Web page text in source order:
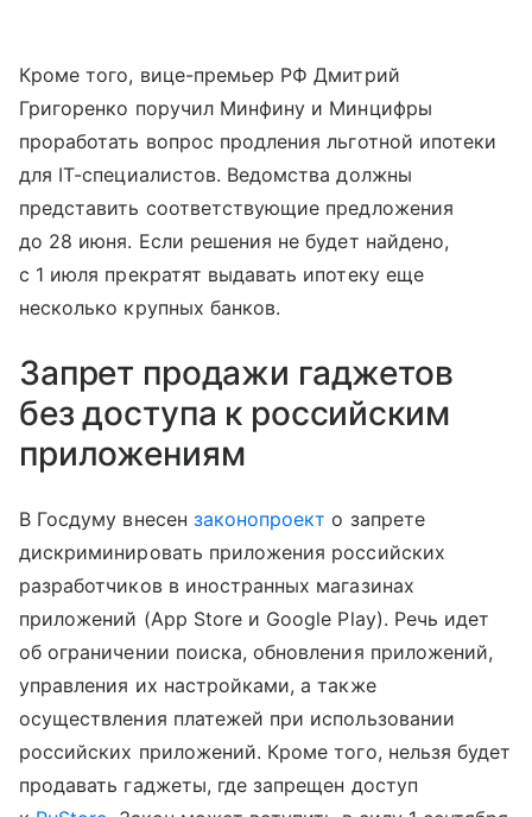
Кроме того, вице-премьер РФ Дмитрий
Григоренко поручил Минфину и Минцифры
проработать вопрос продления льготной ипотеки
для IT-специалистов. Ведомства должны
представить соответствующие предложения
до 28 июня. Если решения не будет найдено,
с 1 июля прекратят выдавать ипотеку еще
несколько крупных банков.
Запрет продажи гаджетов
без доступа к российским
приложениям
В Госдуму внесен законопроект о запрете
дискриминировать приложения российских
разработчиков в иностранных магазинах
приложений (App Store и Google Play). Речь идет
об ограничении поиска, обновления приложений,
управления их настройками, а также
осуществления платежей при использовании
российских приложений. Кроме того, нельзя будет
продавать гаджеты, где запрещен доступ